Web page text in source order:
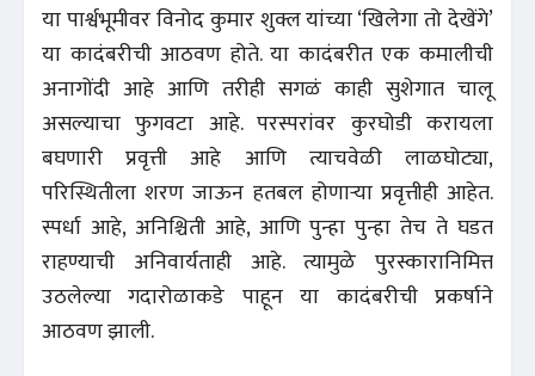
या पार्श्वभूमीवर विनोद कुमार शुक्ल यांच्या ‘खिलेगा तो देखेंगे’
या कादंबरीची आठवण होते. या कादंबरीत एक कमालीची
अनागोंदी आहे आणि तरीही सगळं काही सुशेगात चालू
असल्याचा फुगवटा आहे. परस्परांवर कुरघोडी करायला
बघणारी प्रवृत्ती आहे आणि त्याचवेळी लाळघोट्या,
परिस्थितीला शरण जाऊन हतबल होणाऱ्या प्रवृत्तीही आहेत.
स्पर्धा आहे, अनिश्चिती आहे, आणि पुन्हा पुन्हा तेच ते घडत
राहण्याची अनिवार्यताही आहे. त्यामुळे पुरस्कारानिमित्त
उठलेल्या गदारोळाकडे पाहून या कादंबरीची प्रकर्षाने
आठवण झाली.